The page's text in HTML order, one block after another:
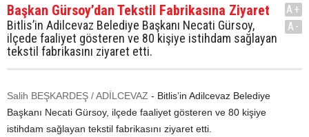
Başkan Gürsoy’dan Tekstil Fabrikasına Ziyaret
Bitlis’in Adilcevaz Belediye Başkanı Necati Gürsoy,
ilçede faaliyet gösteren ve 80 kişiye istihdam sağlayan
tekstil fabrikasını ziyaret etti.
A+
A-
Salih BEŞKARDEŞ / ADİLCEVAZ - Bitlis’in Adilcevaz Belediye
Başkanı Necati Gürsoy, ilçede faaliyet gösteren ve 80 kişiye
istihdam sağlayan tekstil fabrikasını ziyaret etti.